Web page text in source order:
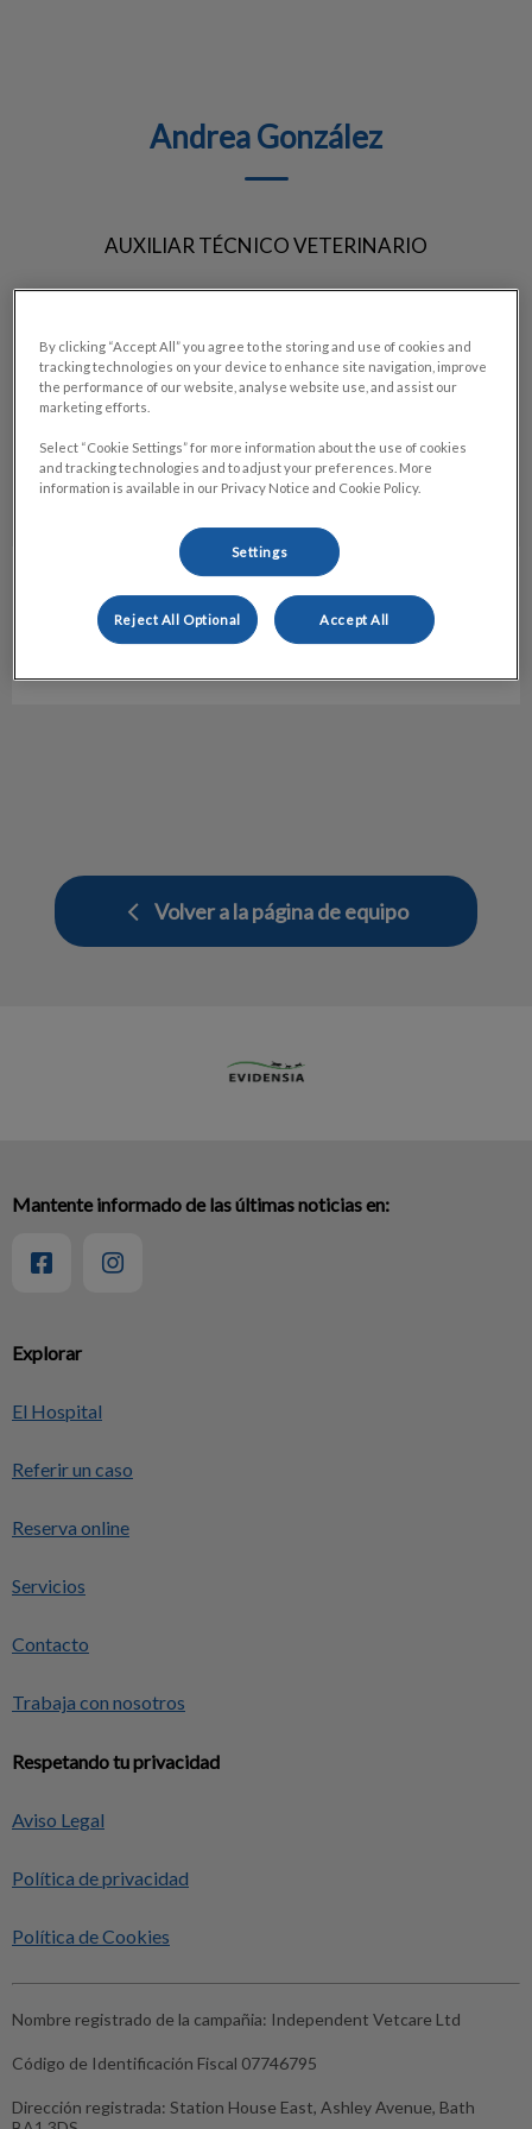
Andrea González
AUXILIAR TÉCNICO VETERINARIO
Auxiliar Técnico Veterinario
Hospital Veterinario Molins
Volver a la página de equipo
Explorar
El Hospital
Referir un caso
Reserva online
Servicios
Contacto
Trabaja con nosotros
Respetando tu privacidad
Aviso Legal
Política de privacidad
Política de Cookies
Mantente informado de las últimas noticias en:
Nombre registrado de la campañia: Independent Vetcare Ltd
Código de Identificación Fiscal 07746795
Dirección registrada: Station House East, Ashley Avenue, Bath
By clicking “Accept All” you agree to the storing and use of cookies and
tracking technologies on your device to enhance site navigation, improve
the performance of our website, analyse website use, and assist our
marketing efforts.
Select “Cookie Settings” for more information about the use of cookies
and tracking technologies and to adjust your preferences. More
information is available in our Privacy Notice and Cookie Policy.
Settings
Reject All Optional Accept All